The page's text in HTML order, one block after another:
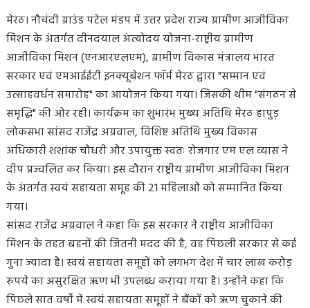
मेरठ। नौचंदी ग्राउंड पटेल मंडप में उत्तर प्रदेश राज्य ग्रामीण आजीविका
मिशन के अंतर्गत दीनदयाल अंत्योदय योजना-राष्ट्रीय ग्रामीण
आजीविका मिशन (एनआरएलएम), ग्रामीण विकास मंत्रालय भारत
सरकार एवं एमआईईटी इनक्यूबेशन फॉर्म मेरठ द्वारा "सम्मान एवं
उत्साहवर्धन समारोह" का आयोजन किया गया। जिसकी थीम "संगठन से
समृद्धि" की ओर रही। कार्यक्रम का शुभारंभ मुख्य अतिथि मेरठ हापुड़
लोकसभा सांसद राजेंद्र अग्रवाल, विशिष्ट अतिथि मुख्य विकास
अधिकारी शशांक चौधरी और उपायुक्त स्वतः रोजगार एम एल व्यास ने
दीप प्रज्वलित कर किया। इस दौरान राष्ट्रीय ग्रामीण आजीविका मिशन
के अंतर्गत स्वयं सहायता समूह की 21 महिलाओं को सम्मानित किया
गया।
सांसद राजेंद्र अग्रवाल ने कहा कि इस सरकार ने राष्ट्रीय आजीविका
मिशन के तहत बहनों की जितनी मदद की है, वह पिछली सरकार से कई
गुना ज्यादा है। स्वयं सहायता समूहों को लगभग देश में चार लाख करोड़
रुपये का असुरक्षित ऋण भी उपलब्ध कराया गया है। उन्होंने कहा कि
पिछले सात वर्षों में स्वयं सहायता समूहों ने बैंकों को ऋण चुकाने की